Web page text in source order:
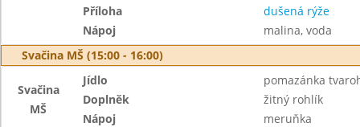
Příloha
dušená rýže
Nápoj
malina, voda
Svačina MŠ (15:00 - 16:00)
Svačina
MŠ
Jídlo
pomazánka
Doplněk
žitný rohlík
Nápoj
meruňka